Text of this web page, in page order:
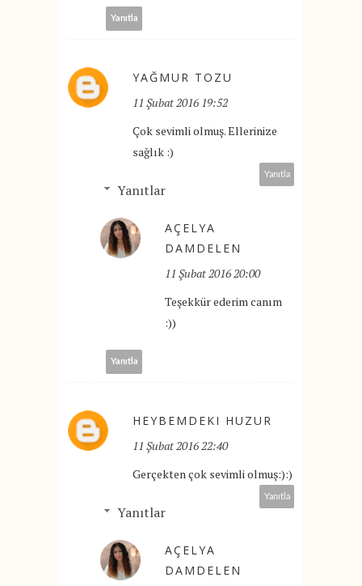
Yanıtla
YAĞMUR TOZU
11 Şubat 2016 19:52
Çok sevimli olmuş. Ellerinize
sağlık :)
Yanıtla
Yanıtlar
AÇELYA
DAMDELEN
11 Şubat 2016 20:00
Teşekkür ederim canım
:))
Yanıtla
HEYBEMDEKI HUZUR
11 Şubat 2016 22:40
Gerçekten çok sevimli olmuş:):)
Yanıtla
Yanıtlar
AÇELYA
DAMDELEN